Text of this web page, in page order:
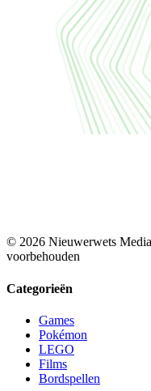
© 2026 Nieuwerwets
voorbehouden
Categorieën
Games
Pokémon
LEGO
Films
Bordspellen